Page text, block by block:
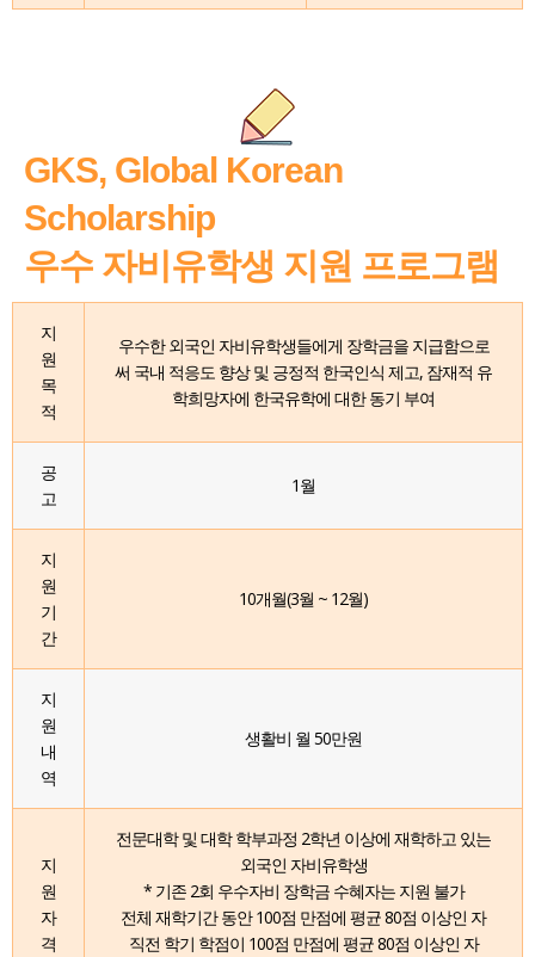
GKS, Global Korean
Scholarship
우수 자비유학생 지원 프로그램
지
원
목
적
우수한 외국인 자비유학생들에게 장학금을 지급함으로
써 국내 적응도 향상 및 긍정적 한국인식 제고, 잠재적 유
학희망자에 한국유학에 대한 동기 부여
공
고
1월
지
원
기
간
10개월(3월 ~ 12월)
지
원
내
역
생활비 월 50만원
지
원
자
격
전문대학 및 대학 학부과정 2학년 이상에 재학하고 있는
외국인 자비유학생
* 기존 2회 우수자비 장학금 수혜자는 지원 불가
전체 재학기간 동안 100점 만점에 평균 80점 이상인 자
직전 학기 학점이 100점 만점에 평균 80점 이상인 자